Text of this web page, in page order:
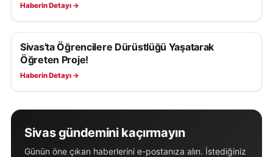
Haberin Detayı →
EĞITIM
Sivas'ta Öğrencilere Dürüstlüğü Yaşatarak
Öğreten Proje!
Haberin Detayı →
Sivas gündemini kaçırmayın
Günün öne çıkan haberlerini e-postanıza alın. İstediğiniz